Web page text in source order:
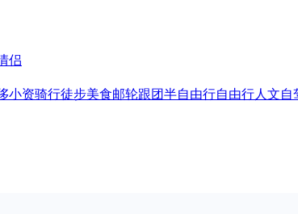
侣
小资骑行徒步美食邮轮跟团半自由行自由行人文自